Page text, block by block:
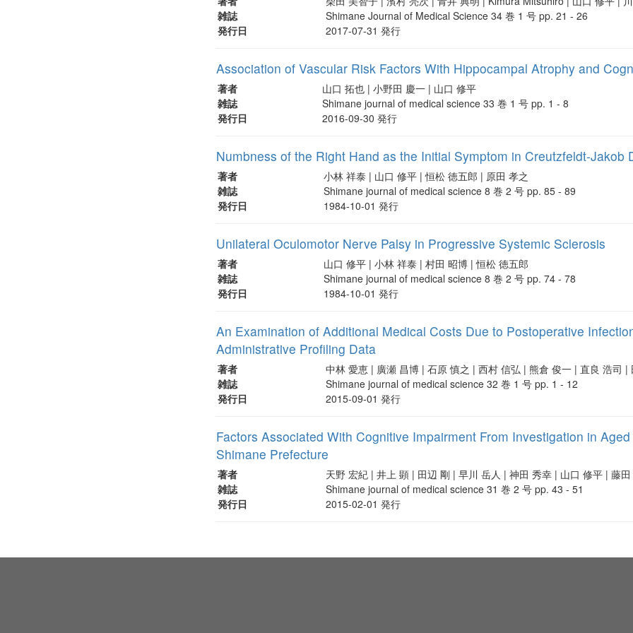
雑誌
Shimane Journal of Medical Science 34 巻 1 号 pp. 21 - 26
発行日
2017-07-31 発行
Association of Vascular Risk Factors With Hippocampal Atrophy and
著者
山口 拓也 | 小野田 慶一 | 山口 修平
雑誌
Shimane journal of medical science 33 巻 1 号 pp. 1 - 8
発行日
2016-09-30 発行
Numbness of the Right Hand as the Initial Symptom in Creutzfeldt-Jakob
著者
小林 祥泰 | 山口 修平 | 恒松 徳五郎 | 原田 孝之
雑誌
Shimane journal of medical science 8 巻 2 号 pp. 85 - 89
発行日
1984-10-01 発行
Unilateral Oculomotor Nerve Palsy in Progressive Systemic Sclerosis
著者
山口 修平 | 小林 祥泰 | 村田 昭博 | 恒松 徳五郎
雑誌
Shimane journal of medical science 8 巻 2 号 pp. 74 - 78
発行日
1984-10-01 発行
An Examination of Additional Medical Costs Due to Postoperative
Administrative Profiling Data
著者
中林 愛恵 | 廣瀬 昌博 | 石原 慎之 | 西村 信弘 | 熊倉 俊一 | 直良 浩司
雑誌
Shimane journal of medical science 32 巻 1 号 pp. 1 - 12
発行日
2015-09-01 発行
Factors Associated With Cognitive Impairment From Investigation in
Shimane Prefecture
著者
天野 宏紀 | 井上 顕 | 田辺 剛 | 早川 岳人 | 神田 秀幸 | 山口 修平 | 藤田
雑誌
Shimane journal of medical science 31 巻 2 号 pp. 43 - 51
発行日
2015-02-01 発行